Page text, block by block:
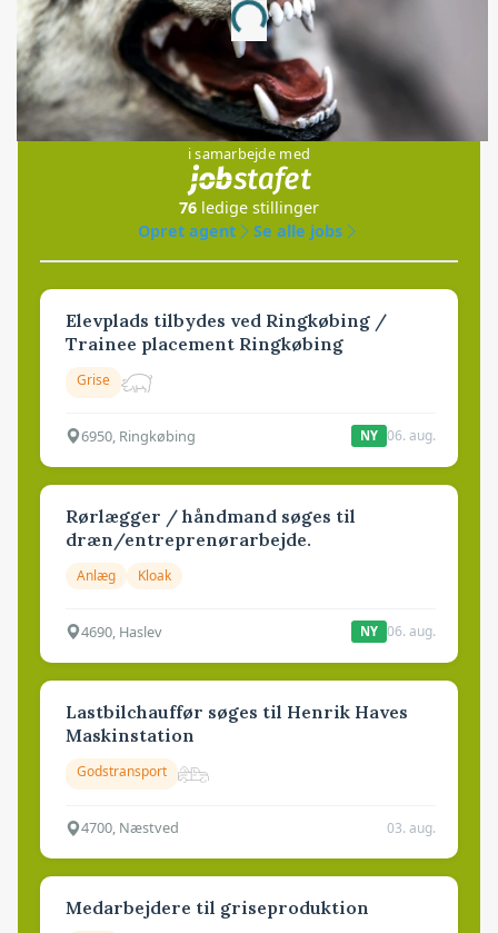
Loading...
Jobs
i samarbejde med
76 ledige stillinger
Opret agent
Se alle jobs
Elevplads tilbydes ved Ringkøbing /
Trainee placement Ringkøbing
Grise
6950, Ringkøbing NY 06. aug.
Rørlægger / håndmand søges til
dræn/entreprenørarbejde.
Anlæg Kloak
4690, Haslev NY 06. aug.
Lastbilchauffør søges til Henrik Haves
Maskinstation
Godstransport
4700, Næstved 03. aug.
Medarbejdere til griseproduktion